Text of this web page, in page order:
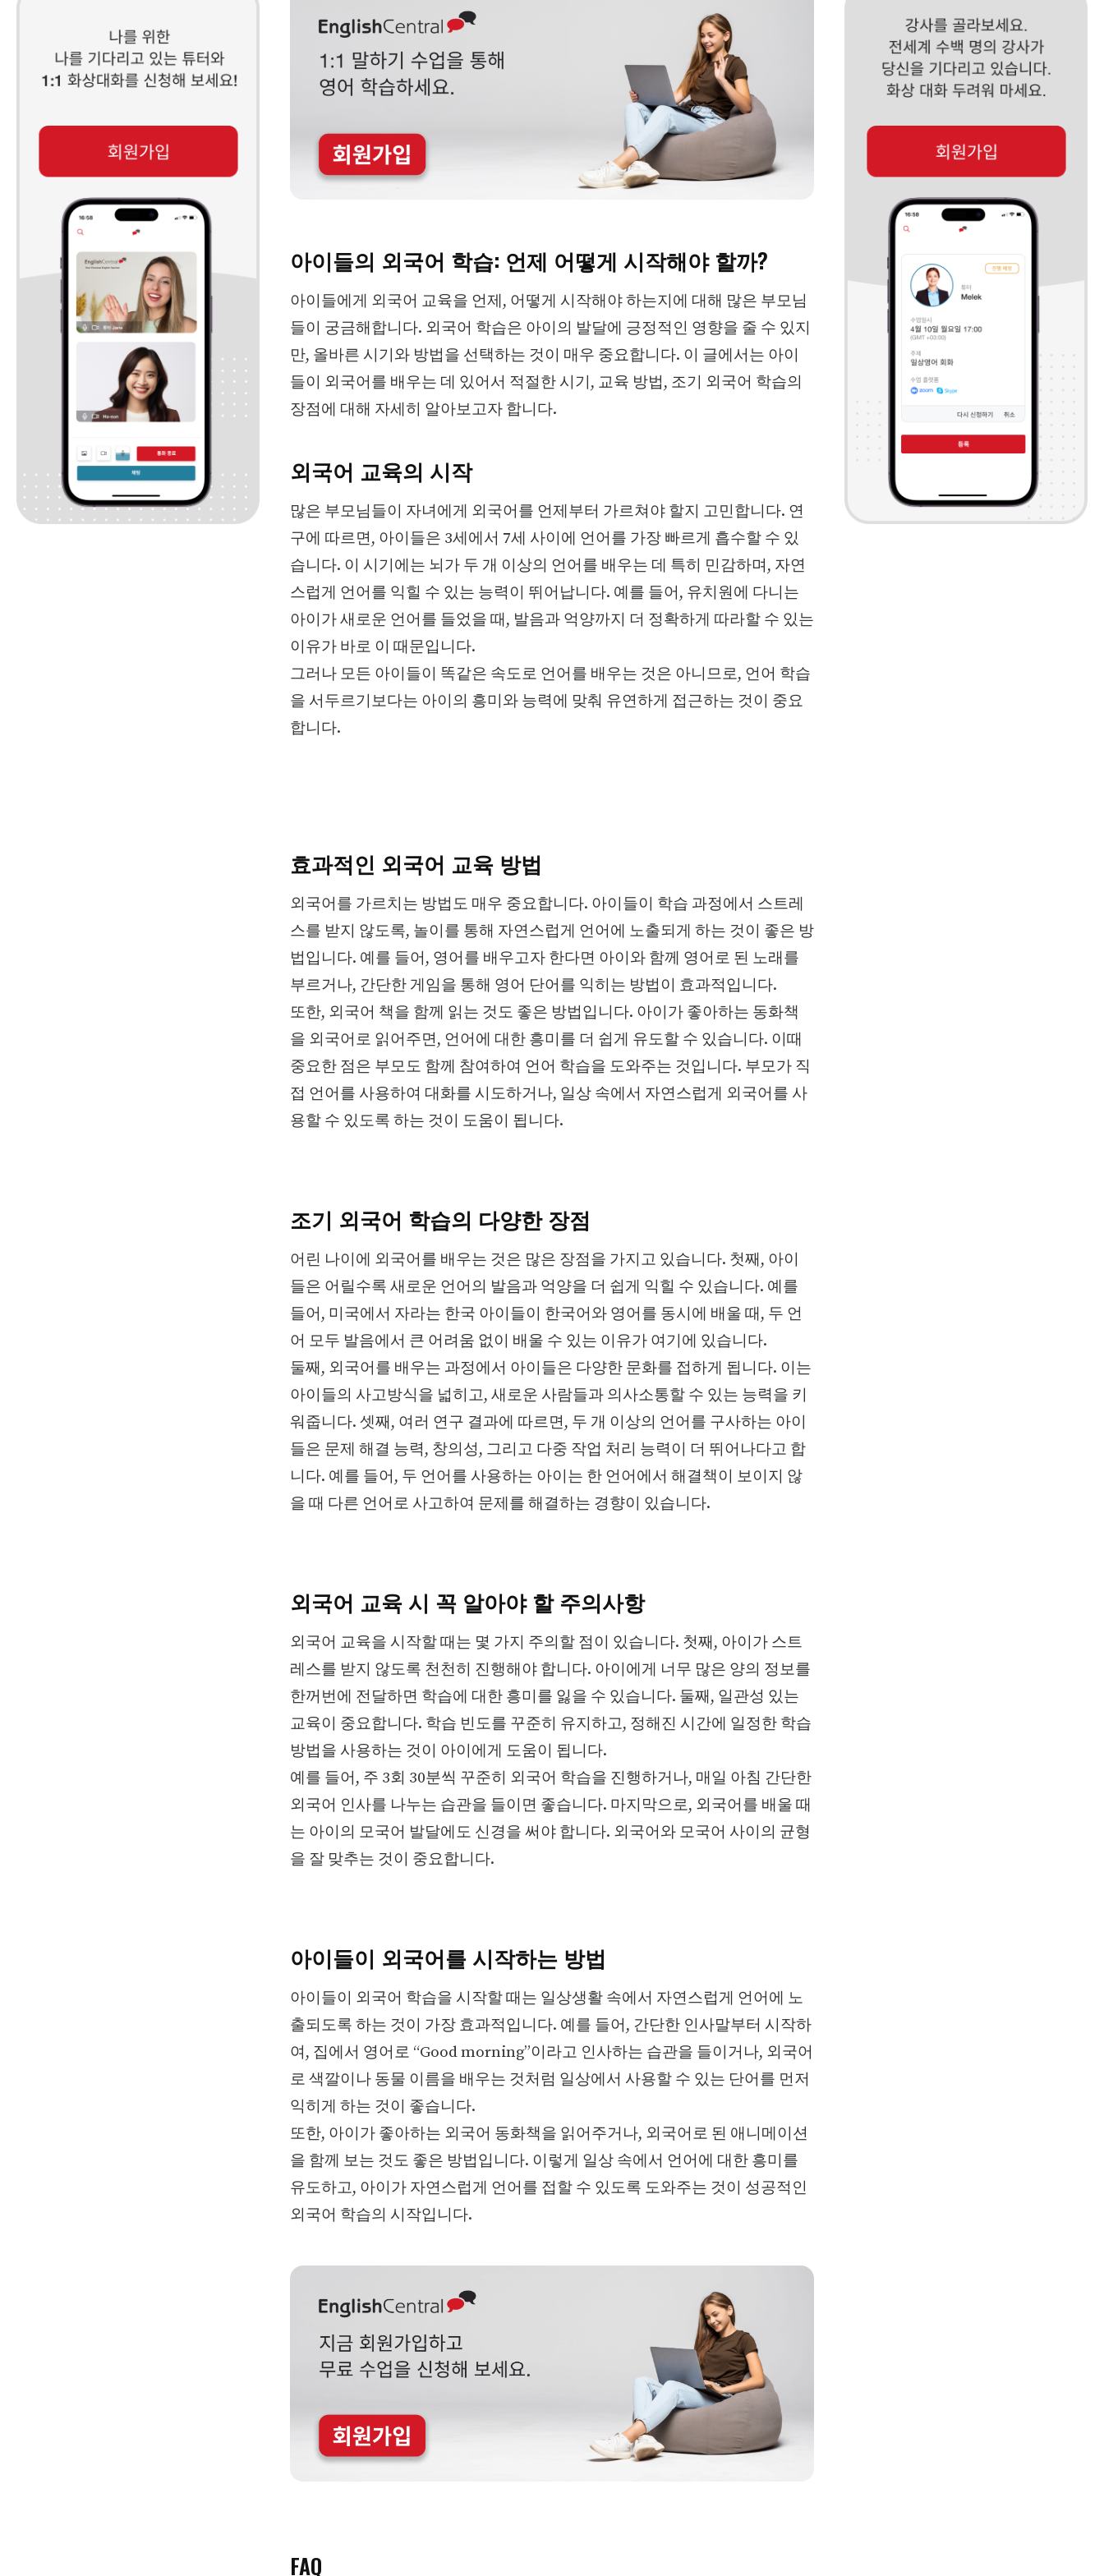
아이들의 외국어 학습: 언제 어떻게 시작해야 할까?
아이들에게 외국어 교육을 언제, 어떻게 시작해야 하는지에 대해 많은 부모님
들이 궁금해합니다. 외국어 학습은 아이의 발달에 긍정적인 영향을 줄 수 있지
만, 올바른 시기와 방법을 선택하는 것이 매우 중요합니다. 이 글에서는 아이
들이 외국어를 배우는 데 있어서 적절한 시기, 교육 방법, 조기 외국어 학습의
장점에 대해 자세히 알아보고자 합니다.
외국어 교육의 시작
많은 부모님들이 자녀에게 외국어를 언제부터 가르쳐야 할지 고민합니다. 연
구에 따르면, 아이들은 3세에서 7세 사이에 언어를 가장 빠르게 흡수할 수 있
습니다. 이 시기에는 뇌가 두 개 이상의 언어를 배우는 데 특히 민감하며, 자연
스럽게 언어를 익힐 수 있는 능력이 뛰어납니다. 예를 들어, 유치원에 다니는
아이가 새로운 언어를 들었을 때, 발음과 억양까지 더 정확하게 따라할 수 있는
이유가 바로 이 때문입니다.
그러나 모든 아이들이 똑같은 속도로 언어를 배우는 것은 아니므로, 언어 학습
을 서두르기보다는 아이의 흥미와 능력에 맞춰 유연하게 접근하는 것이 중요
합니다.
효과적인 외국어 교육 방법
외국어를 가르치는 방법도 매우 중요합니다. 아이들이 학습 과정에서 스트레
스를 받지 않도록, 놀이를 통해 자연스럽게 언어에 노출되게 하는 것이 좋은 방
법입니다. 예를 들어, 영어를 배우고자 한다면 아이와 함께 영어로 된 노래를
부르거나, 간단한 게임을 통해 영어 단어를 익히는 방법이 효과적입니다.
또한, 외국어 책을 함께 읽는 것도 좋은 방법입니다. 아이가 좋아하는 동화책
을 외국어로 읽어주면, 언어에 대한 흥미를 더 쉽게 유도할 수 있습니다. 이때
중요한 점은 부모도 함께 참여하여 언어 학습을 도와주는 것입니다. 부모가 직
접 언어를 사용하여 대화를 시도하거나, 일상 속에서 자연스럽게 외국어를 사
용할 수 있도록 하는 것이 도움이 됩니다.
조기 외국어 학습의 다양한 장점
어린 나이에 외국어를 배우는 것은 많은 장점을 가지고 있습니다. 첫째, 아이
들은 어릴수록 새로운 언어의 발음과 억양을 더 쉽게 익힐 수 있습니다. 예를
들어, 미국에서 자라는 한국 아이들이 한국어와 영어를 동시에 배울 때, 두 언
어 모두 발음에서 큰 어려움 없이 배울 수 있는 이유가 여기에 있습니다.
둘째, 외국어를 배우는 과정에서 아이들은 다양한 문화를 접하게 됩니다. 이는
아이들의 사고방식을 넓히고, 새로운 사람들과 의사소통할 수 있는 능력을 키
워줍니다. 셋째, 여러 연구 결과에 따르면, 두 개 이상의 언어를 구사하는 아이
들은 문제 해결 능력, 창의성, 그리고 다중 작업 처리 능력이 더 뛰어나다고 합
니다. 예를 들어, 두 언어를 사용하는 아이는 한 언어에서 해결책이 보이지 않
을 때 다른 언어로 사고하여 문제를 해결하는 경향이 있습니다.
외국어 교육 시 꼭 알아야 할 주의사항
외국어 교육을 시작할 때는 몇 가지 주의할 점이 있습니다. 첫째, 아이가 스트
레스를 받지 않도록 천천히 진행해야 합니다. 아이에게 너무 많은 양의 정보를
한꺼번에 전달하면 학습에 대한 흥미를 잃을 수 있습니다. 둘째, 일관성 있는
교육이 중요합니다. 학습 빈도를 꾸준히 유지하고, 정해진 시간에 일정한 학습
방법을 사용하는 것이 아이에게 도움이 됩니다.
예를 들어, 주 3회 30분씩 꾸준히 외국어 학습을 진행하거나, 매일 아침 간단한
외국어 인사를 나누는 습관을 들이면 좋습니다. 마지막으로, 외국어를 배울 때
는 아이의 모국어 발달에도 신경을 써야 합니다. 외국어와 모국어 사이의 균형
을 잘 맞추는 것이 중요합니다.
아이들이 외국어를 시작하는 방법
아이들이 외국어 학습을 시작할 때는 일상생활 속에서 자연스럽게 언어에 노
출되도록 하는 것이 가장 효과적입니다. 예를 들어, 간단한 인사말부터 시작하
여, 집에서 영어로 “Good morning”이라고 인사하는 습관을 들이거나, 외국어
로 색깔이나 동물 이름을 배우는 것처럼 일상에서 사용할 수 있는 단어를 먼저
익히게 하는 것이 좋습니다.
또한, 아이가 좋아하는 외국어 동화책을 읽어주거나, 외국어로 된 애니메이션
을 함께 보는 것도 좋은 방법입니다. 이렇게 일상 속에서 언어에 대한 흥미를
유도하고, 아이가 자연스럽게 언어를 접할 수 있도록 도와주는 것이 성공적인
외국어 학습의 시작입니다.
FAQ